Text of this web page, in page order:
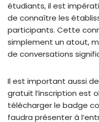
étudiants, il est
de connaître les
participants. Cette
simplement un atout,
de conversations
Il est important aussi de
gratuit l’inscription est
télécharger le badge
faudra présenter à